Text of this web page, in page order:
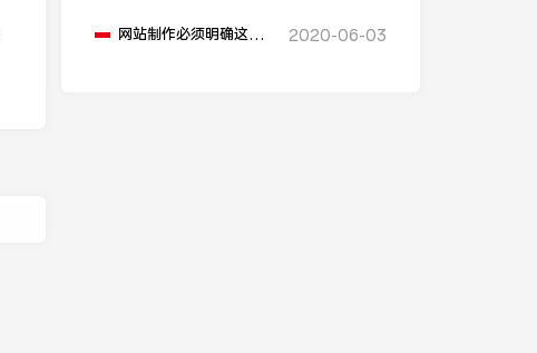
网站制作必须明确这三
2020-06-03